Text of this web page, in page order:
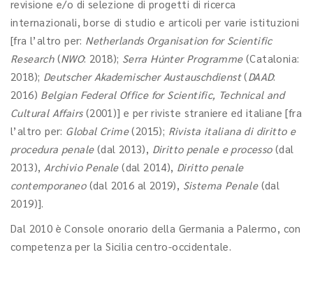
revisione e/o di selezione di progetti di ricerca
internazionali, borse di studio e articoli per varie istituzioni
[fra l’altro per: Netherlands Organisation for Scientific
Research(NWO: 2018); Serra Húnter Programme(Catalonia:
2018); Deutscher Akademischer Austauschdienst(DAAD:
2016) Belgian Federal Office for Scientific, Technical and
Cultural Affairs (2001)] e per riviste straniere ed italiane [fra
l’altro per: Global Crime(2015); Rivista italiana di diritto e
procedura penale(dal 2013), Dirittopenale e processo(dal
2013), Archivio Penale(dal 2014), Diritto penale
contemporaneo(dal 2016 al 2019), Sistema Penale (dal
2019)].
Dal 2010 è Console onorario della Germania a Palermo, con
competenza per la Sicilia centro-occidentale.